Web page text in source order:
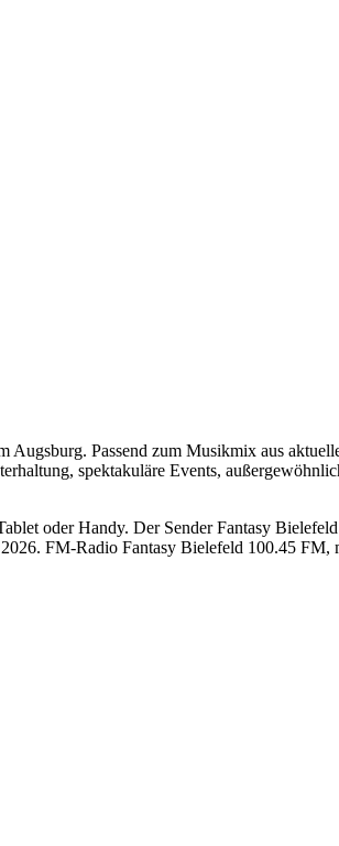
Passend zum Musikmix aus
spektakuläre Events,
oder Handy. Der Sender Fantasy
FM-Radio Fantasy Bielefeld 100.45